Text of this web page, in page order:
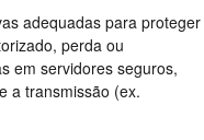
adequadas para proteger
perda ou
em servidores seguros,
a transmissão (ex.